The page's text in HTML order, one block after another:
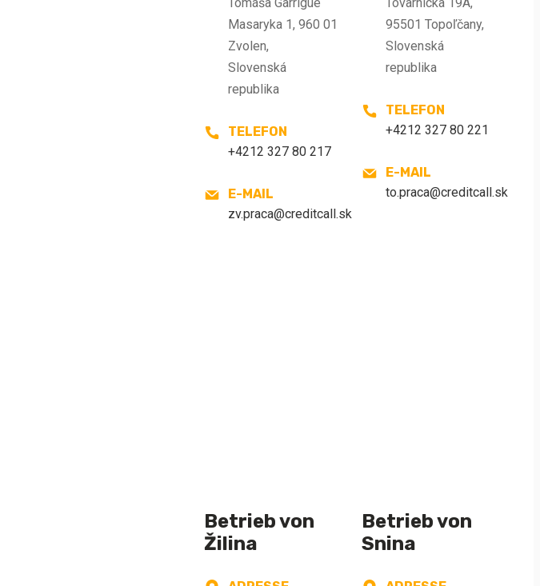
Masaryka 1, 960 01
Zvolen,
Slovenská
republika
TELEFON
+4212 327 80 217
E-MAIL
zv.praca@creditcall.sk
95501 Topoľčany,
Slovenská
republika
TELEFON
+4212 327 80 221
E-MAIL
to.praca@creditcall.sk
Betrieb von
Žilina
Betrieb von
Snina